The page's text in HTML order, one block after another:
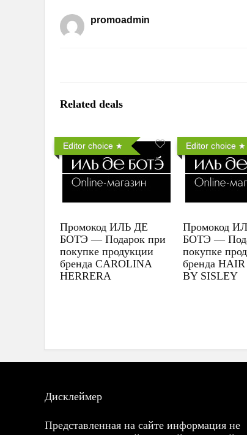
promoadmin
Related deals
Editor choice
Промокод ИЛЬ ДЕ
БОТЭ — Подарок при
покупке продукции
бренда CAROLINA
HERRERA
Editor choice
Промокод
БОТЭ —
покупке
бренда
BY SISLEY
Дисклеймер
Представленная на сайте информация не